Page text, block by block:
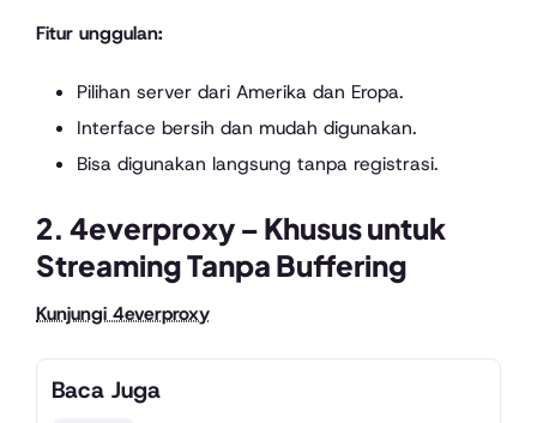
Fitur unggulan:
Pilihan server dari Amerika dan Eropa.
Interface bersih dan mudah digunakan.
Bisa digunakan langsung tanpa registrasi.
2. 4everproxy – Khusus untuk
Streaming Tanpa Buffering
Kunjungi 4everproxy
Baca Juga